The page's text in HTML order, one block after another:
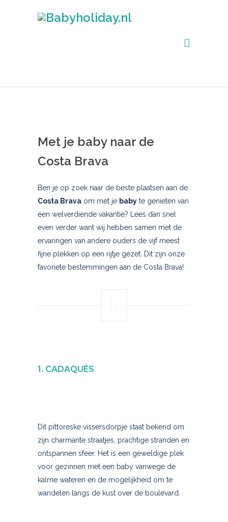
Met je baby naar de
Costa Brava
Ben je op zoek naar de beste plaatsen aan de
Costa Brava om met je baby te genieten van
een welverdiende vakantie? Lees dan snel
even verder want wij hebben samen met de
ervaringen van andere ouders de vijf meest
fijne plekken op een rijtje gezet. Dit zijn onze
favoriete bestemmingen aan de Costa Brava!
1. CADAQUÉS
Dit pittoreske vissersdorpje staat bekend om
zijn charmante straatjes, prachtige stranden en
ontspannen sfeer. Het is een geweldige plek
voor gezinnen met een baby vanwege de
kalme wateren en de mogelijkheid om te
wandelen langs de kust over de boulevard.